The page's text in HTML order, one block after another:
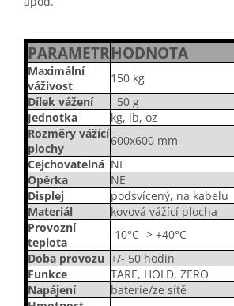
PARAMETRHODNOTA
Maximální
váživost
150 kg
Dílek vážení
50 g
Jednotka
kg, lb, oz
Rozměry vážící
plochy
600x600 mm
Cejchovatelná NE
Opěrka
NE
Displej
podsvícený, na kabelu
Materiál
kovová vážící plocha
Provozní
teplota
-10°C -> +40°C
Doba provozu +/- 50 hodin
Funkce
TARE, HOLD, ZERO
Napájení
baterie/ze sítě